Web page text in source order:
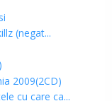
(negat...
2009(2CD)
cu care ca...